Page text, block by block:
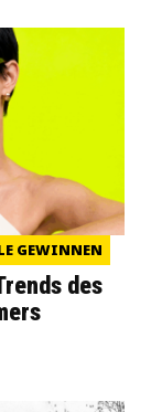
GEWINNEN
des